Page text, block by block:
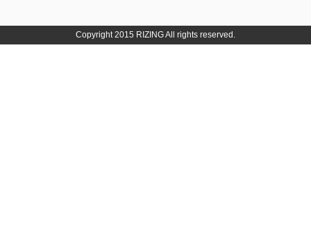
Copyright 2015 RIZING All rights reserved.